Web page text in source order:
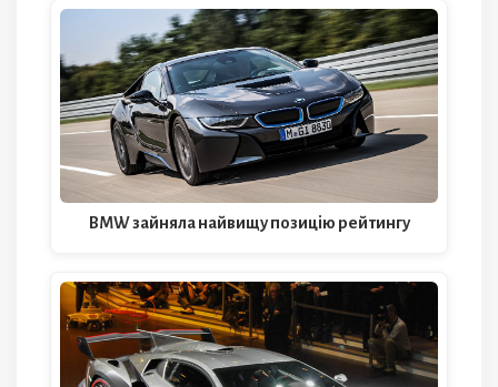
BMW зайняла найвищу позицію рейтингу